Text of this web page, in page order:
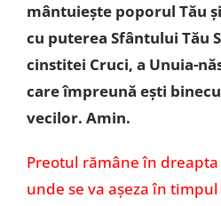
mântuiește poporul Tău
cu puterea Sfântului Tău
cinstitei Cruci, a Unuia-
care împreună ești
vecilor. Amin.
Preotul rămâne în
unde se va așeza în